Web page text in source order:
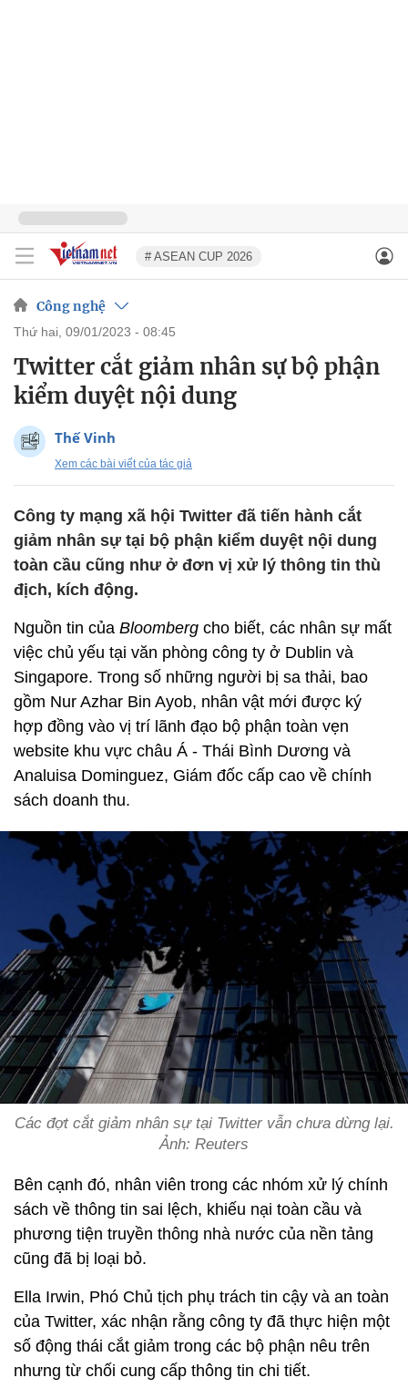
# ASEAN CUP 2026
Công nghệ
thứ hai, 09/01/2023 - 08:45
Twitter cắt giảm nhân sự bộ phận
kiểm duyệt nội dung
Thế Vinh
Xem các bài viết của tác giả
Công ty mạng xã hội Twitter đã tiến hành cắt
giảm nhân sự tại bộ phận kiểm duyệt nội dung
toàn cầu cũng như ở đơn vị xử lý thông tin thù
địch, kích động.
Nguồn tin của Bloomberg cho biết, các nhân sự mất
việc chủ yếu tại văn phòng công ty ở Dublin và
Singapore. Trong số những người bị sa thải, bao
gồm Nur Azhar Bin Ayob, nhân vật mới được ký
hợp đồng vào vị trí lãnh đạo bộ phận toàn vẹn
website khu vực châu Á - Thái Bình Dương và
Analuisa Dominguez, Giám đốc cấp cao về chính
sách doanh thu.
Các đợt cắt giảm nhân sự tại Twitter vẫn chưa dừng lại.
Ảnh: Reuters
Bên cạnh đó, nhân viên trong các nhóm xử lý chính
sách về thông tin sai lệch, khiếu nại toàn cầu và
phương tiện truyền thông nhà nước của nền tảng
cũng đã bị loại bỏ.
Ella Irwin, Phó Chủ tịch phụ trách tin cậy và an toàn
của Twitter, xác nhận rằng công ty đã thực hiện một
số động thái cắt giảm trong các bộ phận nêu trên
nhưng từ chối cung cấp thông tin chi tiết.